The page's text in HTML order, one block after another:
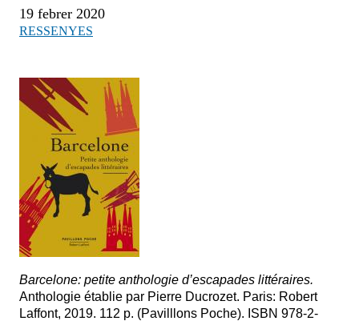
19 febrer 2020
RESSENYES
Barcelone: petite anthologie d’escapades littéraires.
Anthologie établie par Pierre Ducrozet. Paris: Robert
Laffont, 2019. 112 p. (Pavilllons Poche). ISBN 978-2-